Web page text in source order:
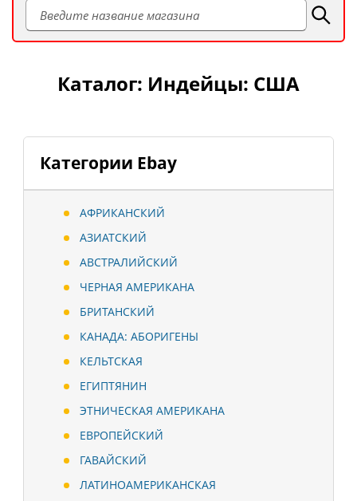
Категории Ebay
АФРИКАНСКИЙ
АЗИАТСКИЙ
АВСТРАЛИЙСКИЙ
ЧЕРНАЯ АМЕРИКАНА
БРИТАНСКИЙ
КАНАДА: АБОРИГЕНЫ
КЕЛЬТСКАЯ
ЕГИПТЯНИН
ЭТНИЧЕСКАЯ АМЕРИКАНА
ЕВРОПЕЙСКИЙ
ГАВАЙСКИЙ
ЛАТИНОАМЕРИКАНСКАЯ
Каталог: Индейцы: США